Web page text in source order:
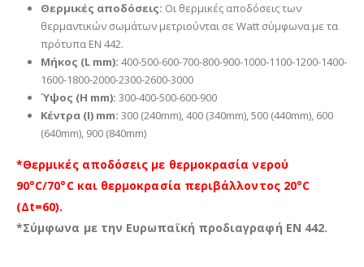
Θερμικές αποδόσεις: Οι θερμικές αποδόσεις των
θερμαντικών σωμάτων μετριούνται σε Watt σύμφωνα με τα
πρότυπα EN 442.
Μήκος (L mm): 400-500-600-700-800-900-1000-1100-1200-1400-
1600-1800-2000-2300-2600-3000
Ύψος (H mm): 300-400-500-600-900
Κέντρα (I) mm: 300 (240mm), 400 (340mm), 500 (440mm), 600
(640mm), 900 (840mm)
*Θερμικές αποδόσεις με θερμοκρασία νερού
90°C/70°C και θερμοκρασία περιβάλλοντος 20°C
(Δt=60).
*Σύμφωνα με την Ευρωπαϊκή προδιαγραφή EN 442.